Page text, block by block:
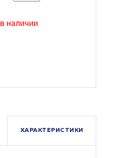
наличии
ХАРАКТЕРИСТИКИ